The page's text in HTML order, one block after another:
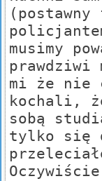
musimy
prawdziwi
mi że nie
kochali,
sobą
tylko się